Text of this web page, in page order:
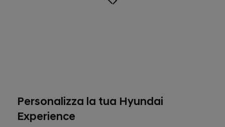
Personalizza la tua Hyundai
Experience